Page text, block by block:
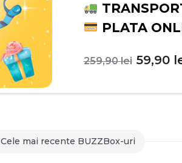
PLATA
259,90lei Prețul
a
59,90
Cele mai recente BUZZBox-uri